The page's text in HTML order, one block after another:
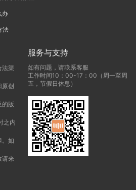
办
法
法渠
原创
的版
之内
。如
请来
服务与支持
如有问题，请联系客服
工作时间10：00-17：00（周一至周
五，节假日休息）